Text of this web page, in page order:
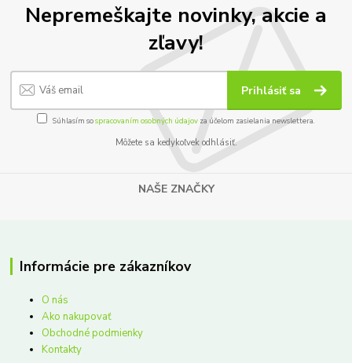
Nepremeškajte novinky, akcie a
zľavy!
Prihlásiť sa
Súhlasím sospracovaním osobných údajov za účelom zasielania newslettera.
Môžete sa kedykoľvek odhlásiť.
NAŠE ZNAČKY
Informácie pre zákazníkov
O nás
Ako nakupovať
Obchodné podmienky
Kontakty